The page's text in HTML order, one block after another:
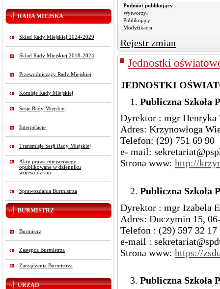
RADA MIEJSKA
Skład Rady Miejskiej 2024-2029
Skład Rady Miejskiej 2018-2024
Przewodniczący Rady Miejskiej
Komisje Rady Miejskiej
Sesje Rady Miejskiej
Interpelacje
Transmisje Sesji Rady Miejskiej
Akty prawa miejscowego
opublikowane w dzienniku
wojewódzkim
Sprawozdania Burmistrza
BURMISTRZ
Burmistrz
Zastępca Burmistrza
Zarządzenia Burmistrza
URZĄD
Podmiot publikujący
Wytworzył
Publikujący
Modyfikacja
Rejestr zmian
Jednostki
JEDNOSTKI
Publiczna Szkoła
Dyrektor : mgr Henryka
Adres: Krzynowłoga
Telefon: (29) 751 69 90
e- mail:
Strona www: http://
Publiczna Szkoła
Dyrektor : mgr Izabela
Adres: Duczymin 15,
Telefon : (29) 597 32 17
e-mail :
Strona www: https://
Publiczna Szkoła